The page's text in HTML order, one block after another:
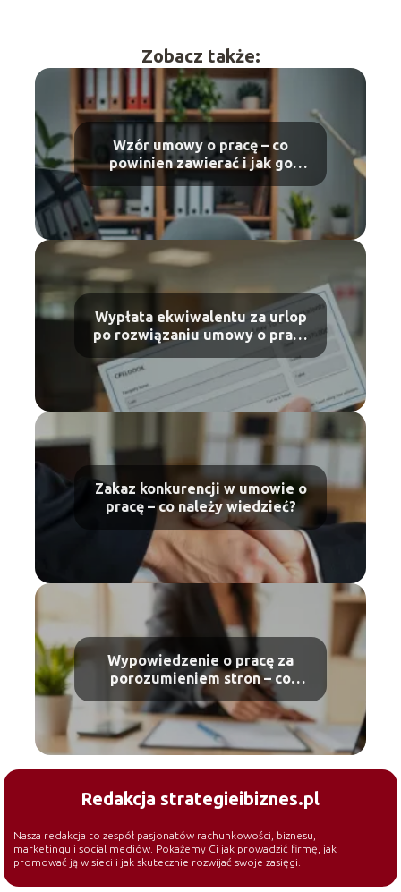
Zobacz także:
Wzór umowy o pracę – co
powinien zawierać i jak go
wypełnić?
Wypłata ekwiwalentu za urlop
po rozwiązaniu umowy o pracę
– co warto wiedzieć?
Zakaz konkurencji w umowie o
pracę – co należy wiedzieć?
Wypowiedzenie o pracę za
porozumieniem stron – co
warto wiedzieć?
Redakcja strategieibiznes.pl
Nasza redakcja to zespół pasjonatów rachunkowości, biznesu,
marketingu i social mediów. Pokażemy Ci jak prowadzić firmę, jak
promować ją w sieci i jak skutecznie rozwijać swoje zasięgi.